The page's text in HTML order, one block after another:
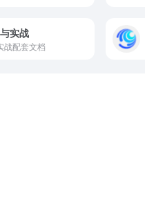
实战
战配套文档